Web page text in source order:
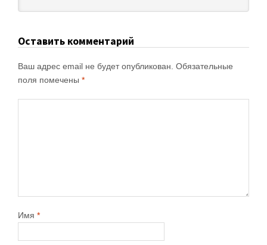
Оставить комментарий
Ваш адрес email не будет опубликован. Обязательные
поля помечены *
Имя *